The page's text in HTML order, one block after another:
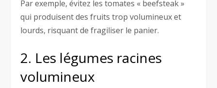
Par exemple, évitez les tomates « beefsteak »
qui produisent des fruits trop volumineux et
lourds, risquant de fragiliser le panier.
2. Les légumes racines
volumineux